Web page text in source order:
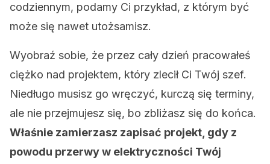
codziennym, podamy Ci przykład, z którym być
może się nawet utożsamisz.
Wyobraź sobie, że przez cały dzień pracowałeś
ciężko nad projektem, który zlecił Ci Twój szef.
Niedługo musisz go wręczyć, kurczą się terminy,
ale nie przejmujesz się, bo zbliżasz się do końca.
Właśnie zamierzasz zapisać projekt, gdy z
powodu przerwy w elektryczności Twój